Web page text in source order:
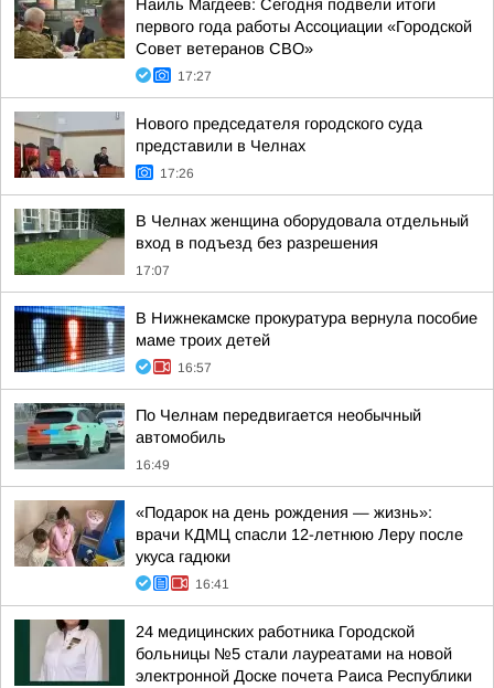
Наиль Магдеев: Сегодня подвели итоги
первого года работы Ассоциации «Городской
Совет ветеранов СВО»
17:27
Нового председателя городского суда
представили в Челнах
17:26
В Челнах женщина оборудовала отдельный
вход в подъезд без разрешения
17:07
В Нижнекамске прокуратура вернула пособие
маме троих детей
16:57
По Челнам передвигается необычный
автомобиль
16:49
«Подарок на день рождения — жизнь»:
врачи КДМЦ спасли 12-летнюю Леру после
укуса гадюки
16:41
24 медицинских работника Городской
больницы №5 стали лауреатами на новой
электронной Доске почета Раиса Республики